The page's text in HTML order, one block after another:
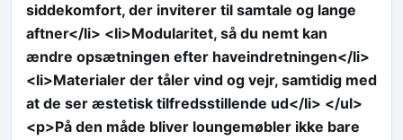
siddekomfort, der inviterer til samtale og lange
aftner</li> <li>Modularitet, så du nemt kan
ændre opsætningen efter haveindretningen</li>
<li>Materialer der tåler vind og vejr, samtidig med
at de ser æstetisk tilfredsstillende ud</li> </ul>
<p>På den måde bliver loungemøbler ikke bare